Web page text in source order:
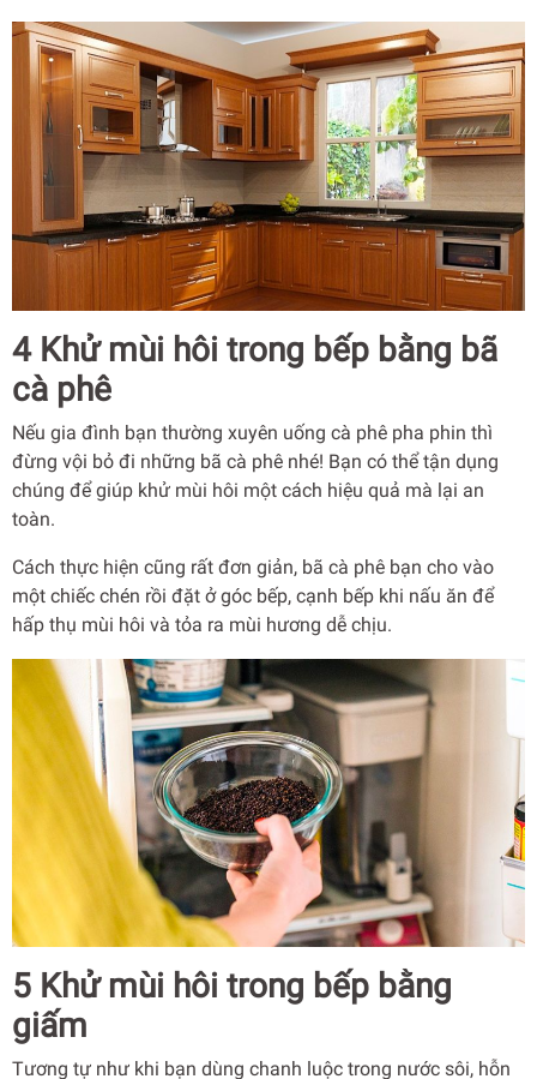
4 Khử mùi hôi trong bếp bằng bã
cà phê
Nếu gia đình bạn thường xuyên uống cà phê pha phin thì
đừng vội bỏ đi những bã cà phê nhé! Bạn có thể tận dụng
chúng để giúp khử mùi hôi một cách hiệu quả mà lại an
toàn.
Cách thực hiện cũng rất đơn giản, bã cà phê bạn cho vào
một chiếc chén rồi đặt ở góc bếp, cạnh bếp khi nấu ăn để
hấp thụ mùi hôi và tỏa ra mùi hương dễ chịu.
5 Khử mùi hôi trong bếp bằng
giấm
Tương tự như khi bạn dùng chanh luộc trong nước sôi, hỗn